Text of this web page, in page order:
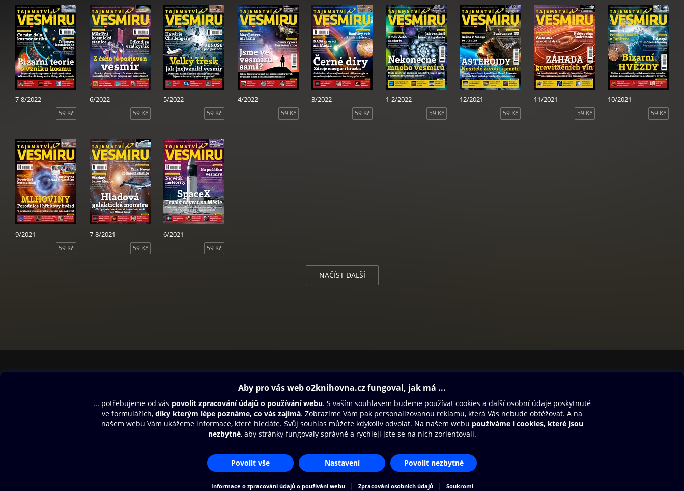
7-8/2022
59 Kč
6/2022
59 Kč
5/2022
59 Kč
4/2022
59 Kč
3/2022
59 Kč
1-2/2022
59 Kč
12/2021
59 Kč
11/2021
59 Kč
10/2021
59 Kč
9/2021
59 Kč
7-8/2021
59 Kč
6/2021
59 Kč
NAČÍST DALŠÍ
Aplikace a hry
SMS/MMS Info
Blog
Dárkový poukaz
Nápověda
Napište nám
Oneplay Originály
Sport
Nákupní řád Přístupnost Zásady zpracování osobních údajů Cookies Nastavení cookies